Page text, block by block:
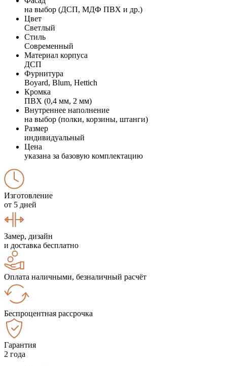
на выбор (ДСП, МДФ ПВХ и др.)
Цвет
Светлый
Стиль
Современный
Материал корпуса
ДСП
Фурнитура
Boyard, Blum, Hettich
Кромка
ПВХ (0,4 мм, 2 мм)
Внутреннее наполнение
на выбор (полки, корзины, штанги)
Размер
индивидуальный
Цена
указана за базовую комплектацию
Изготовление
от 5 дней
Замер, дизайн
и доставка бесплатно
Оплата наличными, безналичный расчёт
Беспроцентная рассрочка
Гарантия
2 года